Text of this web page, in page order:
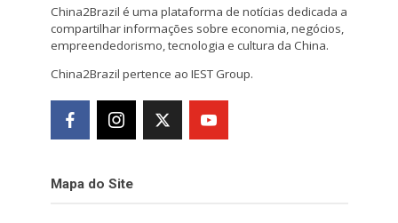
China2Brazil é uma plataforma de notícias dedicada a
compartilhar informações sobre economia, negócios,
empreendedorismo, tecnologia e cultura da China.
China2Brazil pertence ao IEST Group.
Mapa do Site